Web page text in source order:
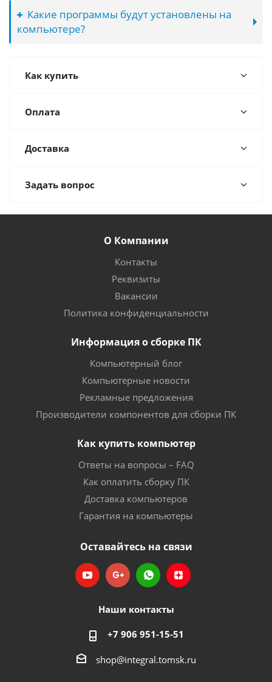
Какие программы будут установлены на
компьютере?
Как купить
Оплата
Доставка
Задать вопрос
О Компании
Контакты
Реквизиты
Вакансии
Политика конфиденциальности
Информация о сборке ПК
Компьютерный блог
Компьютерные новости
Рекламные предложения
Производители компонентов для сборки ПК
Как купить компьютер
Ответы на вопросы – FAQ
Как оплатить сборку ПК
Доставка компьютеров
Гарантия на компьютеры
Оставайтесь на связи
Наши контакты
+7 906 951-15-51
shop@integral.tomsk.ru